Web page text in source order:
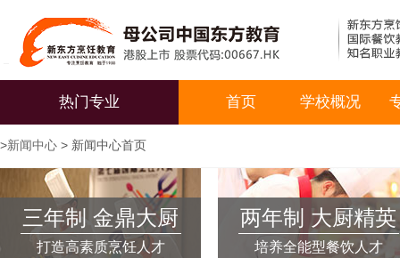
热门专业 首页 学校概况
>新闻中心 > 新闻中心首页
三年制 金鼎大厨
打造高素质烹饪人才
两年制 大厨精英
培养全能型餐饮人才